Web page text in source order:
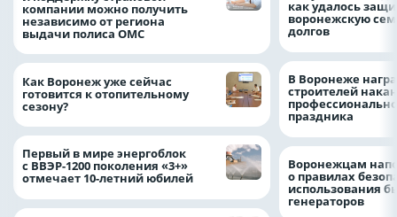
компании можно получить
независимо от региона
выдачи полиса ОМС
Как Воронеж уже сейчас
готовится к отопительному
сезону?
Первый в мире энергоблок
с ВВЭР-1200 поколения «3+»
отмечает 10-летний юбилей
как удалось
воронежскую
долгов
В Воронеже
строителей
праздника
Воронежцам
о правилах
использования
генераторов